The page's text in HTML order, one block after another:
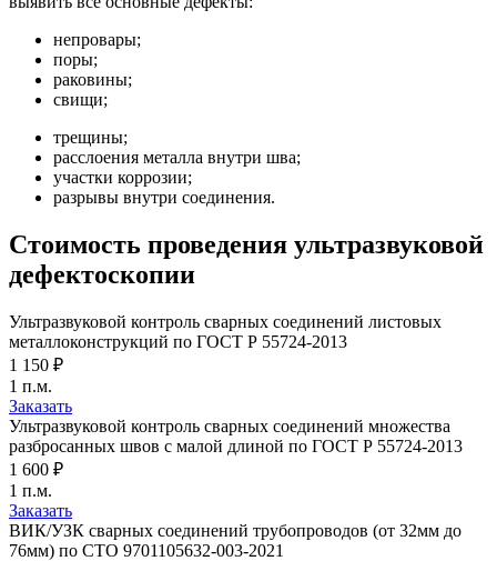
непровары;
поры;
раковины;
свищи;
трещины;
расслоения металла внутри шва;
участки коррозии;
разрывы внутри соединения.
Стоимость проведения ультразвуковой
дефектоскопии
Ультразвуковой контроль сварных соединений листовых
металлоконструкций по ГОСТ Р 55724-2013
1 150 ₽
1 п.м.
Заказать
Ультразвуковой контроль сварных соединений множества
разбросанных швов с малой длиной по ГОСТ Р 55724-2013
1 600 ₽
1 п.м.
Заказать
ВИК/УЗК сварных соединений трубопроводов (от 32мм до
76мм) по СТО 9701105632-003-2021